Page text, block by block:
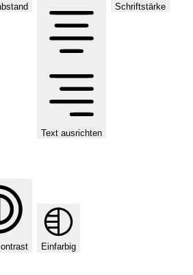
Text ausrichten
Schriftstärke
Einfarbig